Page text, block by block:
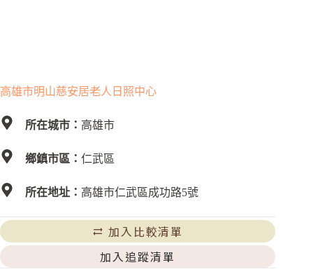
高雄市明山慈安居老人日照中心
所在城市： 高雄市
鄉鎮市區： 仁武區
所在地址： 高雄市仁武區成功路5號
加入比較清單
加入追蹤清單